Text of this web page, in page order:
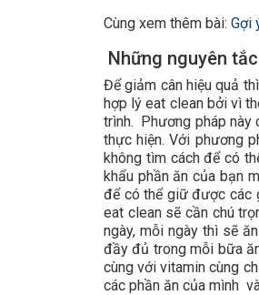
Cùng xem thêm bài: Gợi
Những nguyên
Để giảm cân hiệu quả
hợp lý eat clean bởi vì
trình. Phương pháp này
thực hiện. Với phương
không tìm cách để có
khẩu phần ăn của bạn
để có thể giữ được các
eat clean sẽ cần chú
ngày, mỗi ngày thì sẽ
đầy đủ trong mỗi bữa
cùng với vitamin cùng
các phần ăn của mình